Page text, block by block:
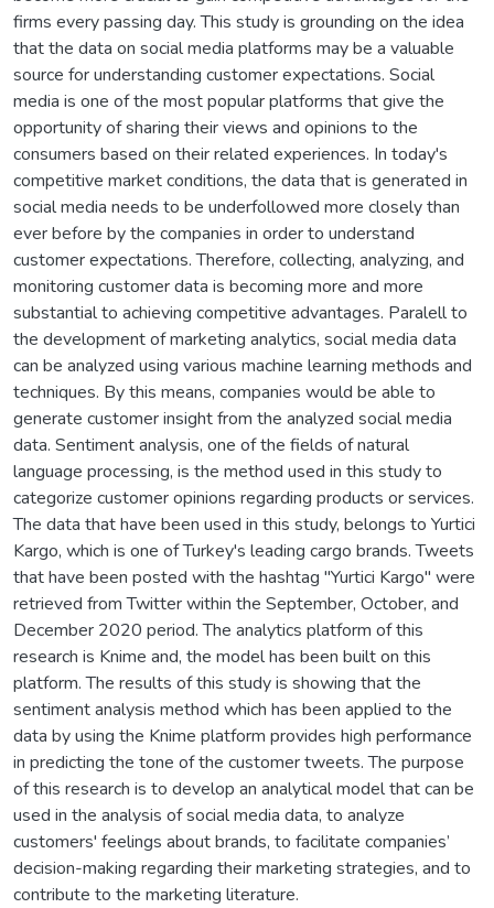
firms every passing day. This study is grounding on the idea
that the data on social media platforms may be a valuable
source for understanding customer expectations. Social
media is one of the most popular platforms that give the
opportunity of sharing their views and opinions to the
consumers based on their related experiences. In today's
competitive market conditions, the data that is generated in
social media needs to be underfollowed more closely than
ever before by the companies in order to understand
customer expectations. Therefore, collecting, analyzing, and
monitoring customer data is becoming more and more
substantial to achieving competitive advantages. Paralell to
the development of marketing analytics, social media data
can be analyzed using various machine learning methods and
techniques. By this means, companies would be able to
generate customer insight from the analyzed social media
data. Sentiment analysis, one of the fields of natural
language processing, is the method used in this study to
categorize customer opinions regarding products or services.
The data that have been used in this study, belongs to Yurtici
Kargo, which is one of Turkey's leading cargo brands. Tweets
that have been posted with the hashtag "Yurtici Kargo" were
retrieved from Twitter within the September, October, and
December 2020 period. The analytics platform of this
research is Knime and, the model has been built on this
platform. The results of this study is showing that the
sentiment analysis method which has been applied to the
data by using the Knime platform provides high performance
in predicting the tone of the customer tweets. The purpose
of this research is to develop an analytical model that can be
used in the analysis of social media data, to analyze
customers' feelings about brands, to facilitate companies’
decision-making regarding their marketing strategies, and to
contribute to the marketing literature.